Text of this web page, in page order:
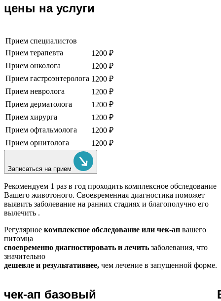
цены на услуги
Прием специалистов
Прием терапевта
1200 ₽
Прием онколога
1200 ₽
Прием гастроэнтеролога 1200 ₽
Прием невролога
1200 ₽
Прием дерматолога
1200 ₽
Прием хирурга
1200 ₽
Прием офтальмолога
1200 ₽
Прием орнитолога
1200 ₽
Записаться на прием
Рекомендуем 1 раз в год проходить комплексное обследование
Вашего животоного. Своевременная диагностика поможет
выявить заболевание на ранних стадиях и благополучно его
вылечить .
Регулярное комплексное обследование или чек-ап вашего
питомца
своевременно диагностировать и лечить заболевания, что
значительно
дешевле и результативнее, чем лечение в запущенной форме.
чек-ап базовый